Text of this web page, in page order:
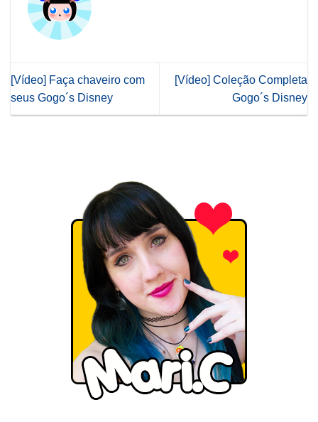
[Vídeo] Faça chaveiro com
seus Gogo´s Disney
[Vídeo] Coleção Completa
Gogo´s Disney